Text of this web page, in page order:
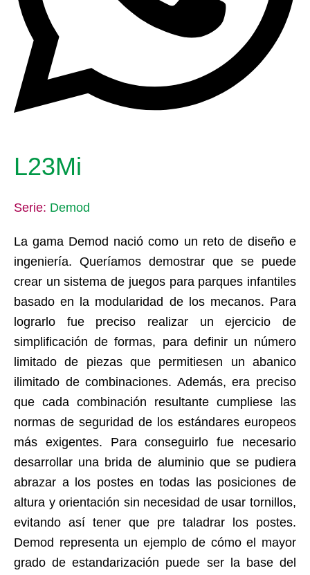
L23Mi
Serie: Demod
La gama Demod nació como un reto de diseño e
ingeniería. Queríamos demostrar que se puede
crear un sistema de juegos para parques infantiles
basado en la modularidad de los mecanos. Para
lograrlo fue preciso realizar un ejercicio de
simplificación de formas, para definir un número
limitado de piezas que permitiesen un abanico
ilimitado de combinaciones. Además, era preciso
que cada combinación resultante cumpliese las
normas de seguridad de los estándares europeos
más exigentes. Para conseguirlo fue necesario
desarrollar una brida de aluminio que se pudiera
abrazar a los postes en todas las posiciones de
altura y orientación sin necesidad de usar tornillos,
evitando así tener que pre taladrar los postes.
Demod representa un ejemplo de cómo el mayor
grado de estandarización puede ser la base del